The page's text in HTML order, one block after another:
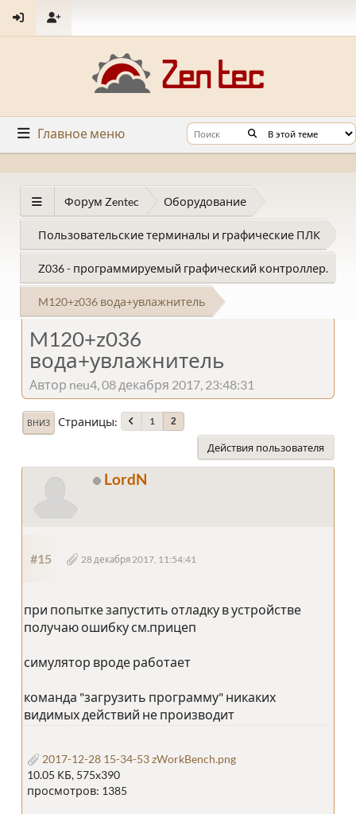
Главное меню
Форум Zentec Оборудование
Пользовательские терминалы и графические ПЛК
Z036 - программируемый графический контроллер.
M120+z036 вода+увлажнитель
M120+z036
вода+увлажнитель
Автор neu4, 08 декабря 2017, 23:48:31
ВНИЗ Страницы 1 2
Действия пользователя
LordN
#15 28 декабря 2017, 11:54:41
при попытке запустить отладку в устройстве
получаю ошибку см.прицеп
симулятор вроде работает
команда "загрузить программу" никаких
видимых действий не производит
2017-12-28 15-34-53 zWorkBench.png
10.05 КБ, 575x390
просмотров: 1385